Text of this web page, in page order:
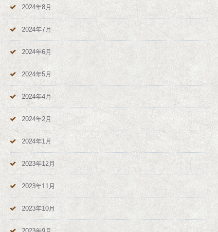
2024年8月
2024年7月
2024年6月
2024年5月
2024年4月
2024年2月
2024年1月
2023年12月
2023年11月
2023年10月